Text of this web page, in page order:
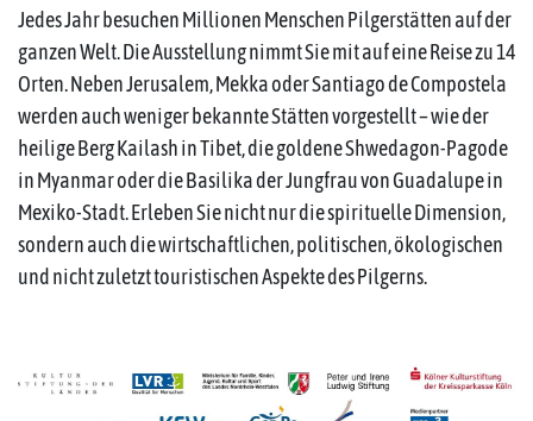
Jedes Jahr besuchen Millionen Menschen Pilgerstätten auf der
ganzen Welt. Die Ausstellung nimmt Sie mit auf eine Reise zu 14
Orten. Neben Jerusalem, Mekka oder Santiago de Compostela
werden auch weniger bekannte Stätten vorgestellt – wie der
heilige Berg Kailash in Tibet, die goldene Shwedagon-Pagode
in Myanmar oder die Basilika der Jungfrau von Guadalupe in
Mexiko-Stadt. Erleben Sie nicht nur die spirituelle Dimension,
sondern auch die wirtschaftlichen, politischen, ökologischen
und nicht zuletzt touristischen Aspekte des Pilgerns.